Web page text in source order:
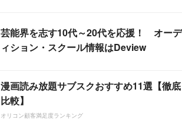
芸能界を志す10代～20代を応援！ オーデ
ィション・スクール情報はDeview
漫画読み放題サブスクおすすめ11選【徹底
比較】
オリコン顧客満足度ランキング